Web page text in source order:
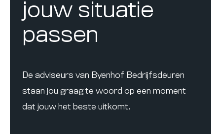
jouw situatie
passen
De adviseurs van Byenhof Bedrijfsdeuren
staan jou graag te woord op een moment
dat jouw het beste uitkomt.